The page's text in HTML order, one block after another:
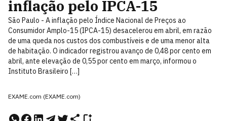
inflação pelo IPCA-15
São Paulo - A inflação pelo Índice Nacional de Preços ao
Consumidor Amplo-15 (IPCA-15) desacelerou em abril, em razão
de uma queda nos custos dos combustíveis e de uma menor alta
de habitação. O indicador registrou avanço de 0,48 por cento em
abril, ante elevação de 0,55 por cento em março, informou o
Instituto Brasileiro […]
EXAME.com (EXAME.com)